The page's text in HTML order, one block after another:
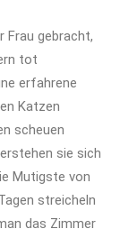
Frau gebracht,
tot
erfahrene
Katzen
scheuen
sie sich
Mutigste von
streicheln
das Zimmer